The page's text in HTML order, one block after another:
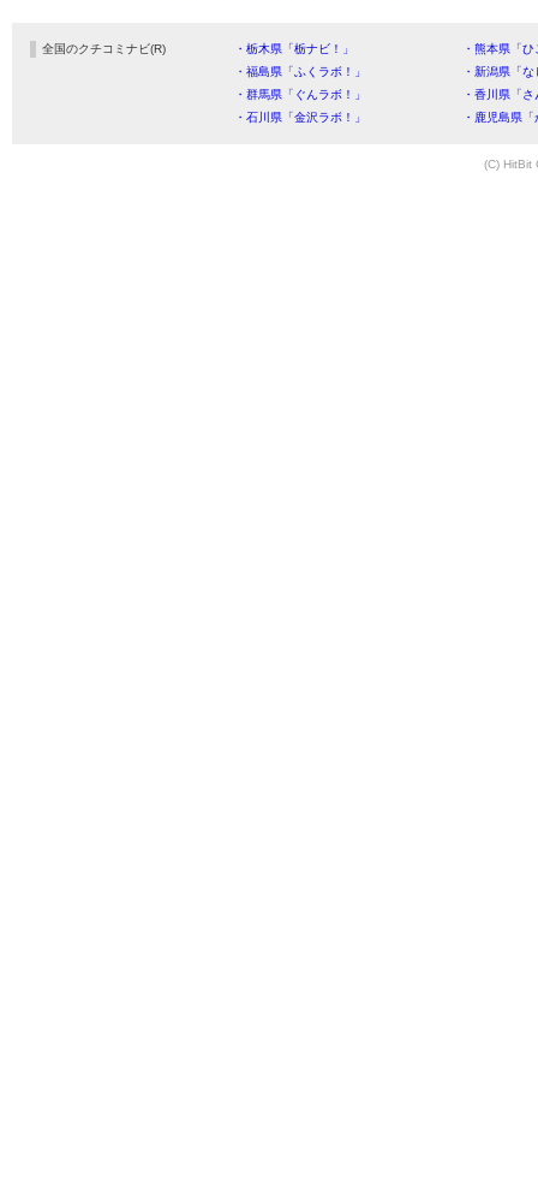
全国のクチコミナビ(R) ・栃木県「栃ナビ！」
・熊本県「
・福島県「ふくラボ！」
・新潟県「
・群馬県「ぐんラボ！」
・香川県「
・石川県「金沢ラボ！」
・鹿児島県
(C) HitBit